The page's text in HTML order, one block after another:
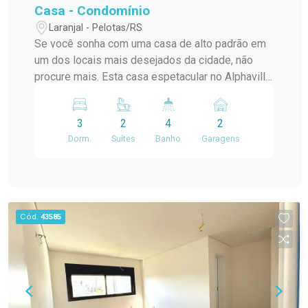
Casa - Condomínio
Laranjal - Pelotas/RS
Se você sonha com uma casa de alto padrão em
um dos locais mais desejados da cidade, não
procure mais. Esta casa espetacular no Alphaville
lar. Com 3 dormitórios, 2 suítes, planejados na
cozinha, churrasqueira e closet, além de um
sistema de energia solar eficiente, esta
para apreciar todos os detalhes e comodidades
que esta propriedade oferece. #altopadrao#
3
Dorm.
2
Suítes
4
Banho
2
Garagens
Cód. 43585